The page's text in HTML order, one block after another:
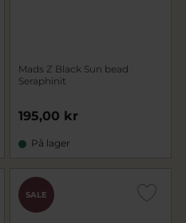
Mads Z Black Sun bead
Seraphinit
195,00 kr
På lager
SALE